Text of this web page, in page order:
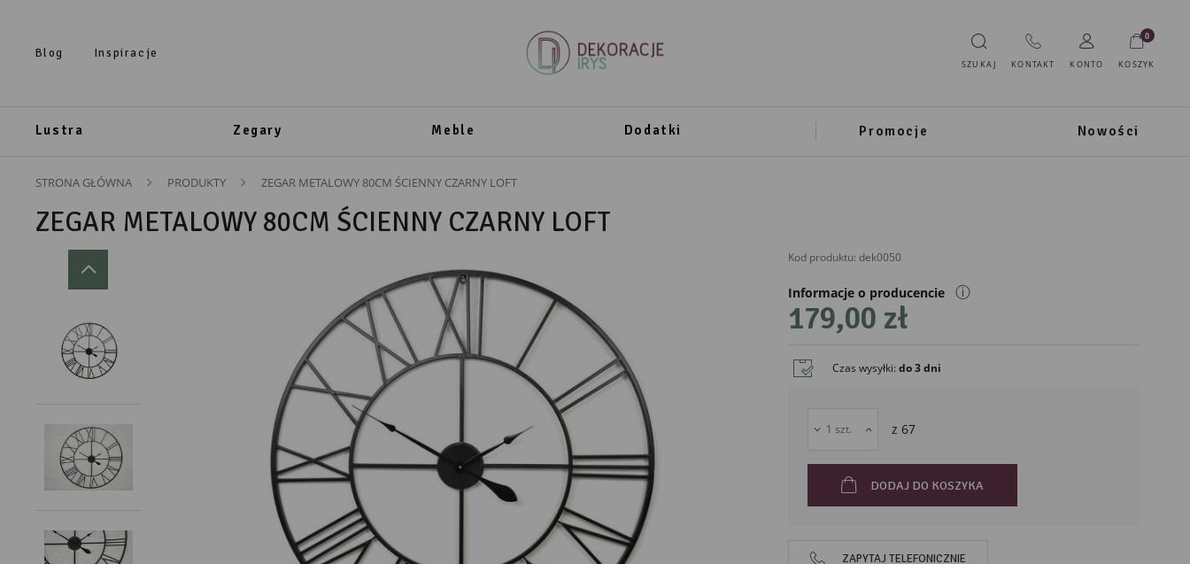
Blog Inspiracje
SZUKAJ KONTAKT KONTO KOSZYK
0
Lustra Zegary Meble Dodatki Promocje Nowości
STRONA GŁÓWNA PRODUKTY ZEGAR METALOWY 80CM ŚCIENNY CZARNY LOFT
ZEGAR METALOWY 80CM ŚCIENNY CZARNY LOFT
Kod produktu: dek0050
Informacje o producencie
DekoracjeIrys.pl Paweł Ćwikliński
726689468
biuro@dekoracjeirys.pl
Ul. Leśna 13
88-320
Łąkie
Polska
ⓘ
179,00 zł
Czas wysyłki:do 3 dni
z 67
DODAJ DO KOSZYKA
ZAPYTAJ TELEFONICZNIE